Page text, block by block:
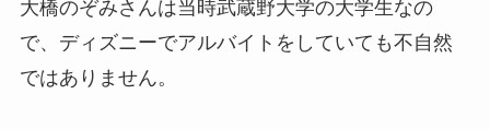
大橋のぞみさんは当時武蔵野大学の大学生なの
で、ディズニーでアルバイトをしていても不自然
ではありません。